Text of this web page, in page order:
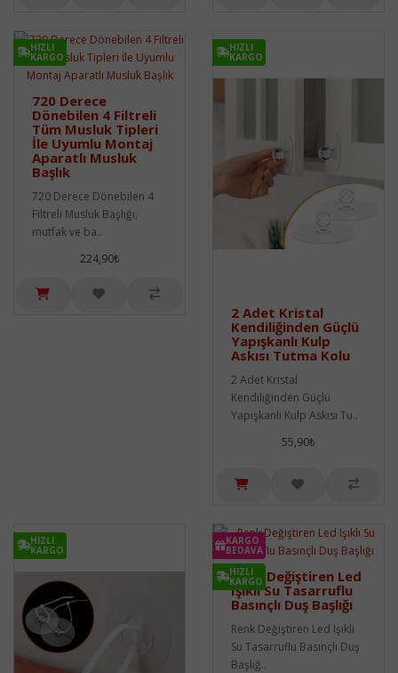
HIZLI
KARGO
720 Derece
Dönebilen 4 Filtreli
Tüm Musluk Tipleri
İle Uyumlu Montaj
Aparatlı Musluk
Başlık
720 Derece Dönebilen 4
Filtreli Musluk Başlığı,
mutfak ve ba..
224,90₺
HIZLI
KARGO
2 Adet Kristal
Kendiliğinden Güçlü
Yapışkanlı Kulp
Askısı Tutma Kolu
2 Adet Kristal
Kendiliğinden Güçlü
Yapışkanlı Kulp Askısı Tu..
55,90₺
HIZLI
KARGO
KARGO
BEDAVA
HIZLI
KARGO
Renk Değiştiren Led
Işıklı Su Tasarruflu
Basınçlı Duş Başlığı
Renk Değiştiren Led Işıklı
Su Tasarruflu Basınçlı Duş
Başlığ..